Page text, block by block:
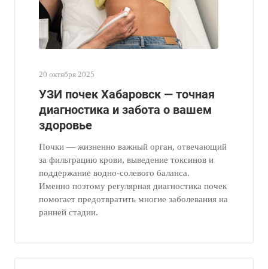
20 октября 2025
УЗИ почек Хабаровск — точная
диагностика и забота о вашем
здоровье
Почки — жизненно важный орган, отвечающий
за фильтрацию крови, выведение токсинов и
поддержание водно-солевого баланса.
Именно поэтому регулярная диагностика почек
помогает предотвратить многие заболевания на
ранней стадии.